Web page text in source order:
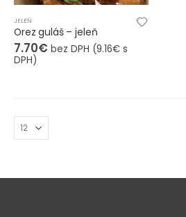
JELEŇ
Orez guláš – jeleň
7.70€ bez DPH (9.16€ s
DPH)